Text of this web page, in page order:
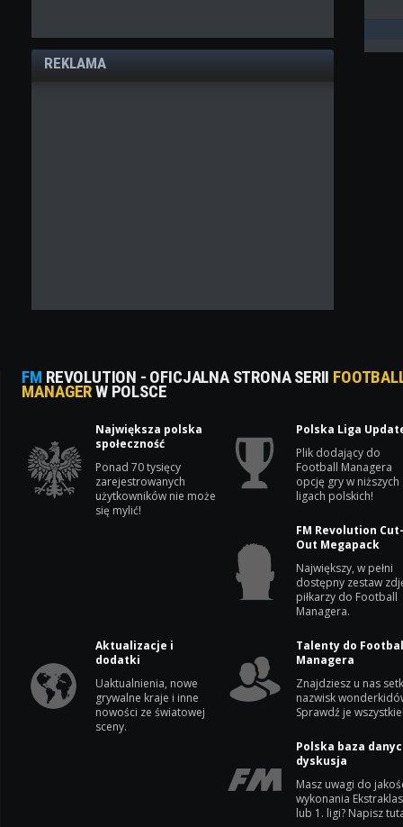
REKLAMA
FM REVOLUTION - OFICJALNA STRONA SERII
MANAGERW POLSCE
Największa polska
społeczność
Ponad 70 tysięcy
zarejestrowanych
użytkowników nie może
się mylić!
Polska Liga
Plik dodający do
Football Managera
opcję gry w niższych
ligach polskich!
FM Revolution
Out Megapack
Największy, w pełni
dostępny zestaw
piłkarzy do Football
Managera.
Aktualizacje i
dodatki
Uaktualnienia, nowe
grywalne kraje i inne
nowości ze światowej
sceny.
Talenty do
Managera
Znajdziesz u nas
nazwisk
Sprawdź je
Polska baza
dyskusja
Masz uwagi do
wykonania
lub 1. ligi? Napisz